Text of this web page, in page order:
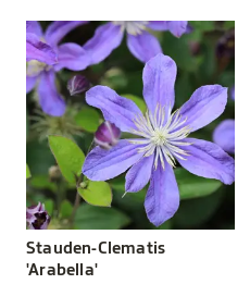
Stauden-Clematis
'Arabella'